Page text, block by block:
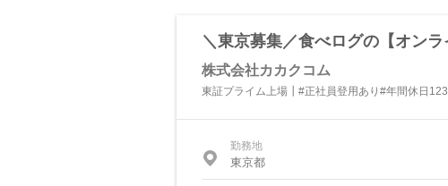
＼東京募集／食べログの【オン
株式会社カカクコム
東証プライム上場┃#正社員登用あり#年間休日
勤務地
東京都